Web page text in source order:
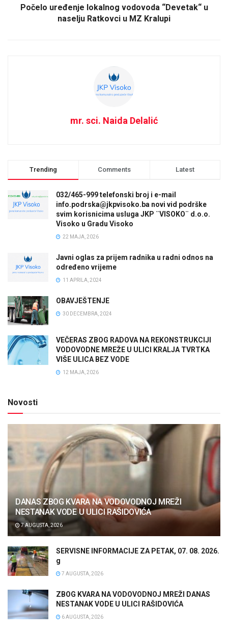
Počelo uređenje lokalnog vodovoda “Devetak“ u
naselju Ratkovci u MZ Kralupi
mr. sci. Naida Delalić
Trending Comments Latest
032/465-999 telefonski broj i e-mail
info.podrska@jkpvisoko.ba novi vid podrške
svim korisnicima usluga JKP ¨VISOKO¨ d.o.o.
Visoko u Gradu Visoko
22 MAJA, 2026
Javni oglas za prijem radnika u radni odnos na
određeno vrijeme
11 APRILA, 2024
OBAVJEŠTENJE
30 DECEMBRA, 2024
VEČERAS ZBOG RADOVA NA REKONSTRUKCIJI
VODOVODNE MREŽE U ULICI KRALJA TVRTKA
VIŠE ULICA BEZ VODE
12 MAJA, 2026
Novosti
DANAS ZBOG KVARA NA VODOVODNOJ MREŽI
NESTANAK VODE U ULICI RAŠIDOVIĆA
7 AUGUSTA, 2026
SERVISNE INFORMACIJE ZA PETAK, 07. 08. 2026.
g
7 AUGUSTA, 2026
ZBOG KVARA NA VODOVODNOJ MREŽI DANAS
NESTANAK VODE U ULICI RAŠIDOVIĆA
6 AUGUSTA, 2026